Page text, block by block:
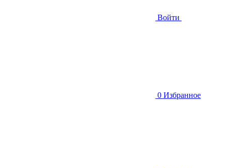
Войти
0 Избранное